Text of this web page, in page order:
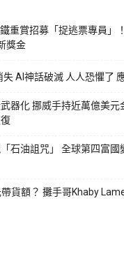
重賞招募「捉逃票專員」
獎金
AI神話破滅 人人恐懼了
器化 挪威手持近萬億美元
石油詛咒」 全球第四富國
貨額？ 攤手哥Khaby